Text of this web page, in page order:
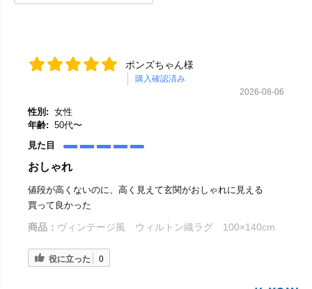
ポンズちゃん様
購入確認済み
2026-08-06
性別: 女性
年齢: 50代〜
見た目
おしゃれ
値段が高くないのに、高く見えて玄関がおしゃれに見える
買って良かった
商品： ヴィンテージ風 ウィルトン織ラグ 100×140cm
役に立った 0